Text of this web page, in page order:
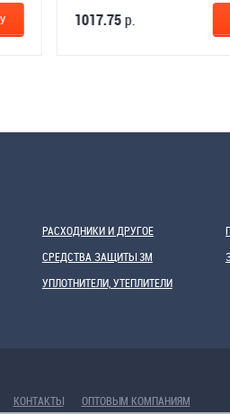
В КОРЗИНУ
РАСХОДНИКИ И ДРУГОЕ
СРЕДСТВА ЗАЩИТЫ 3М
УПЛОТНИТЕЛИ, УТЕПЛИТЕЛИ
КОНТАКТЫ ОПТОВЫМ КОМПАНИЯМ